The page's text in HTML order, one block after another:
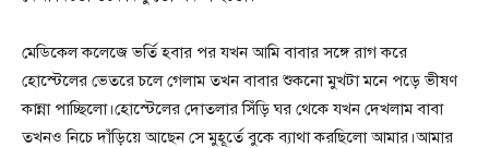
মেডিকেল কলেজে ভর্তি হবার পর যখন আমি বাবার সঙ্গে রাগ করে
হোস্টেলের ভেতরে চলে গেলাম তখন বাবার শুকনো মুখটা মনে পড়ে ভীষণ
কান্না পাচ্ছিলো।হোস্টেলের দোতলার সিঁড়ি ঘর থেকে যখন দেখলাম বাবা
তখনও নিচে দাঁড়িয়ে আছেন সে মুহূর্তে বুকে ব্যাথা করছিলো আমার।আমার